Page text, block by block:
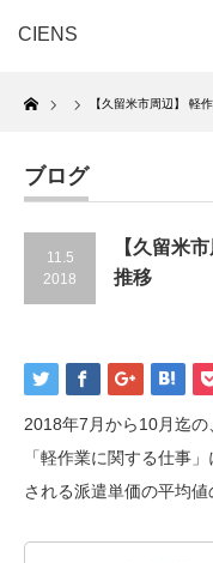
CIENS
Home
【久留米市周辺】 軽
ブログ
11.5
2018
【久留米
推移
2018年7月から10月迄
「軽作業に関する仕事
される派遣単価の平均値